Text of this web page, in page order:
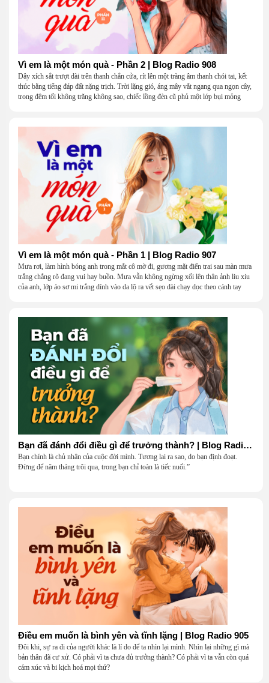
Vì em là một món quà - Phần 2 | Blog Radio 908
Dây xích sắt trượt dài trên thanh chắn cửa, rít lên một tràng âm thanh chói tai, kết
thúc bằng tiếng đáp đất nặng trịch. Trời lặng gió, áng mây vắt ngang qua ngọn cây,
trong đêm tối không trăng không sao, chiếc lồng đèn cũ phủ một lớp bụi mỏng
Vì em là một món quà - Phần 1 | Blog Radio 907
Mưa rơi, làm hình bóng anh trong mắt cô mờ đi, gương mặt điển trai sau màn mưa
trắng chẳng rõ đang vui hay buồn. Mưa vẫn không ngừng xối lên thân ảnh liu xiu
của anh, lớp áo sơ mi trắng dính vào da lộ ra vết sẹo dài chạy dọc theo cánh tay
Bạn đã đánh đổi điều gì để trưởng thành? | Blog Radio 906
Bạn chính là chủ nhân của cuộc đời mình. Tương lai ra sao, do bạn định đoạt.
Đừng để năm tháng trôi qua, trong bạn chỉ toàn là tiếc nuối.”
Điều em muốn là bình yên và tĩnh lặng | Blog Radio 905
Đôi khi, sự ra đi của người khác là lí do để ta nhìn lại mình. Nhìn lại những gì mà
bản thân đã cư xử. Có phải vì ta chưa đủ trưởng thành? Có phải vì ta vẫn còn quá
cảm xúc và bi kịch hoá mọi thứ?